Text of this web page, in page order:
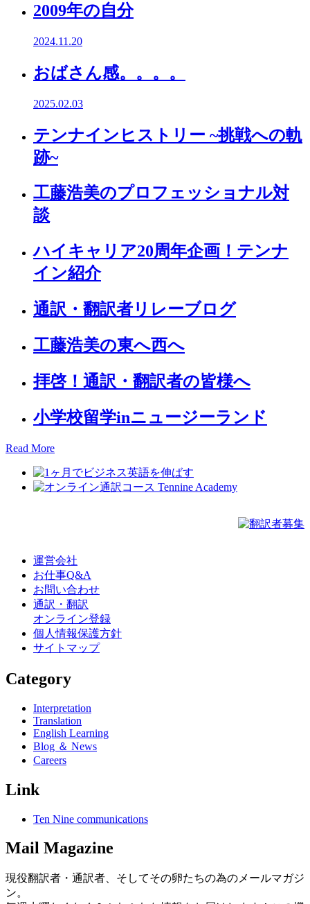
2009年の自分
2024.11.20
おばさん感。。。。
2025.02.03
テンナインヒストリー ~挑戦への軌
跡~
工藤浩美のプロフェッショナル対
談
ハイキャリア20周年企画！テンナ
イン紹介
通訳・翻訳者リレーブログ
工藤浩美の東へ西へ
拝啓！通訳・翻訳者の皆様へ
小学校留学inニュージーランド
Read More
運営会社
お仕事Q&A
お問い合わせ
通訳・翻訳
オンライン登録
個人情報保護方針
サイトマップ
Category
Interpretation
Translation
English Learning
Blog ＆ News
Careers
Link
Ten Nine communications
Mail Magazine
現役翻訳者・通訳者、そしてその卵たちの為のメールマガジ
ン。